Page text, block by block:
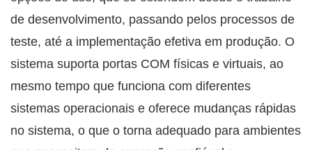
de desenvolvimento, passando pelos processos de
teste, até a implementação efetiva em produção. O
sistema suporta portas COM físicas e virtuais, ao
mesmo tempo que funciona com diferentes
sistemas operacionais e oferece mudanças rápidas
no sistema, o que o torna adequado para ambientes